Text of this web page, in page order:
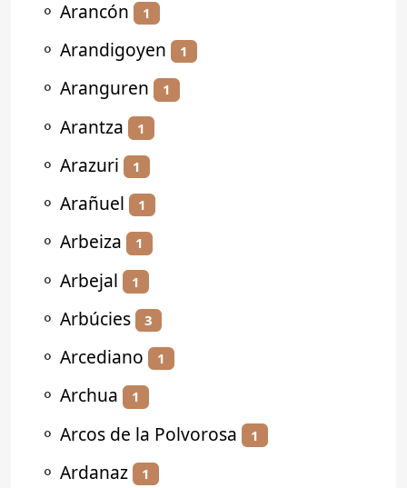
⚬ Arancón 1
⚬ Arandigoyen 1
⚬ Aranguren 1
⚬ Arantza 1
⚬ Arazuri 1
⚬ Arañuel 1
⚬ Arbeiza 1
⚬ Arbejal 1
⚬ Arbúcies 3
⚬ Arcediano 1
⚬ Archua 1
⚬ Arcos de la Polvorosa 1
⚬ Ardanaz 1